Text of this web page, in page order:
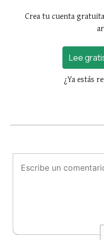
Crea tu cuenta
Lee
¿Ya estás